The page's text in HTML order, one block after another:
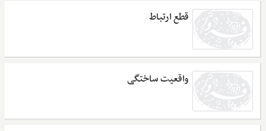
قطع ارتباط
واقعیت ساختگی